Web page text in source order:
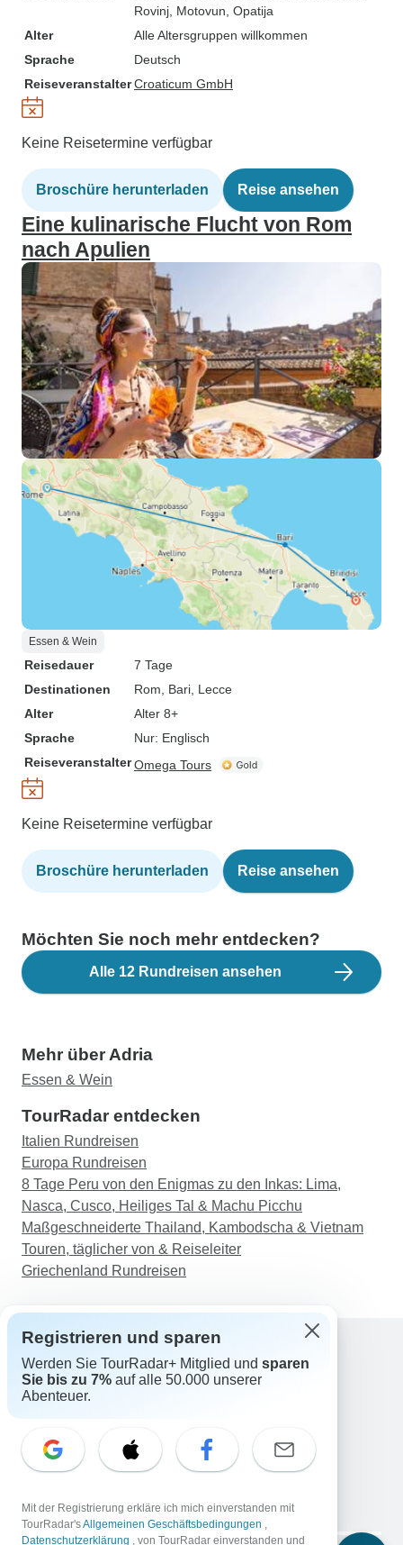
Rovinj , Motovun , Opatija
Alter
Alle Altersgruppen willkommen
Sprache
Deutsch
ReiseveranstalterCroaticum GmbH
Keine Reisetermine verfügbar
Broschüre herunterladen Reise ansehen
Eine kulinarische Flucht von Rom
nach Apulien
Essen & Wein
Reisedauer
7 Tage
Destinationen
Rom , Bari , Lecce
Alter
Alter 8+
Sprache
Nur: Englisch
ReiseveranstalterOmega Tours
Keine Reisetermine verfügbar
Broschüre herunterladen Reise ansehen
Möchten Sie noch mehr entdecken?
Alle 12 Rundreisen ansehen
Mehr über Adria
Essen & Wein
TourRadar entdecken
Italien Rundreisen
Europa Rundreisen
8 Tage Peru von den Enigmas zu den Inkas: Lima,
Nasca, Cusco, Heiliges Tal & Machu Picchu
Maßgeschneiderte Thailand, Kambodscha & Vietnam
Touren, täglicher von & Reiseleiter
Griechenland Rundreisen
Support
Kontakt
Schweiz +41 225 183 195
E-Mail: support@tourradar.com
EN DE ES FR NL
Registrieren und sparen
Werden Sie TourRadar+ Mitglied und sparen
Sie bis zu 7% auf alle 50.000 unserer
Abenteuer.
Mit der Registrierung erkläre ich mich einverstanden mit
TourRadar'sAllgemeinen Geschäftsbedingungen ,
Datenschutzerklärung , von TourRadar einverstanden und